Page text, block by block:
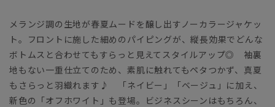
メランジ調の生地が春夏ムードを醸し出すノーカラージャケッ
ト。フロントに施した細めのパイピングが、縦長効果でどんな
ボトムスと合わせてもすらっと見えてスタイルアップ◎ 袖裏
地もない一重仕立てのため、素肌に触れてもペタつかず、真夏
もさらっと羽織れます♪ 「ネイビー」「ベージュ」に加え、
新色の「オフホワイト」も登場。ビジネスシーンはもちろん、